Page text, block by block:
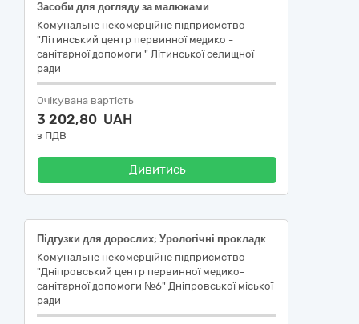
Засоби для догляду за малюками
Комунальне некомерційне підприємство
"Літинський центр первинної медико -
санітарної допомоги " Літинської селищної
ради
Очікувана вартість
3 202,80 UAH
з ПДВ
Дивитись
Підгузки для дорослих; Урологічні прокладки; Урологічні прокладки; Підгузки для дітей
Комунальне некомерційне підприємство
"Дніпровський центр первинної медико-
санітарної допомоги №6" Дніпровської міської
ради